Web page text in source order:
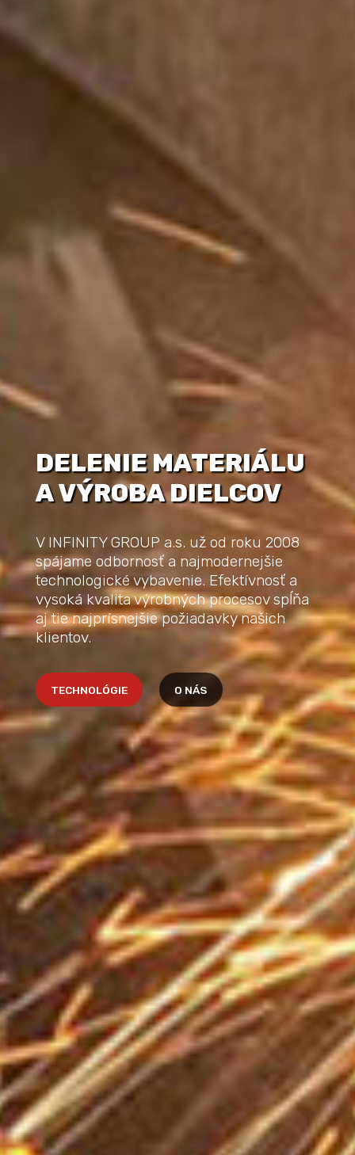
DELENIE MATERIÁLU
A VÝROBA DIELCOV
V INFINITY GROUP a.s. už od roku 2008
spájame odbornosť a najmodernejšie
technologické vybavenie. Efektívnosť a
vysoká kvalita výrobných procesov spĺňa
aj tie najprísnejšie požiadavky našich
klientov.
TECHNOLÓGIE O NÁS